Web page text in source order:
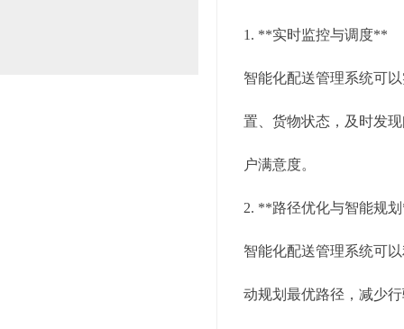
1. **实时监控与调度**
智能化配送管理系统可
置、货物状态，及时发
户满意度。
2. **路径优化与智能规
智能化配送管理系统可
动规划最优路径，减少